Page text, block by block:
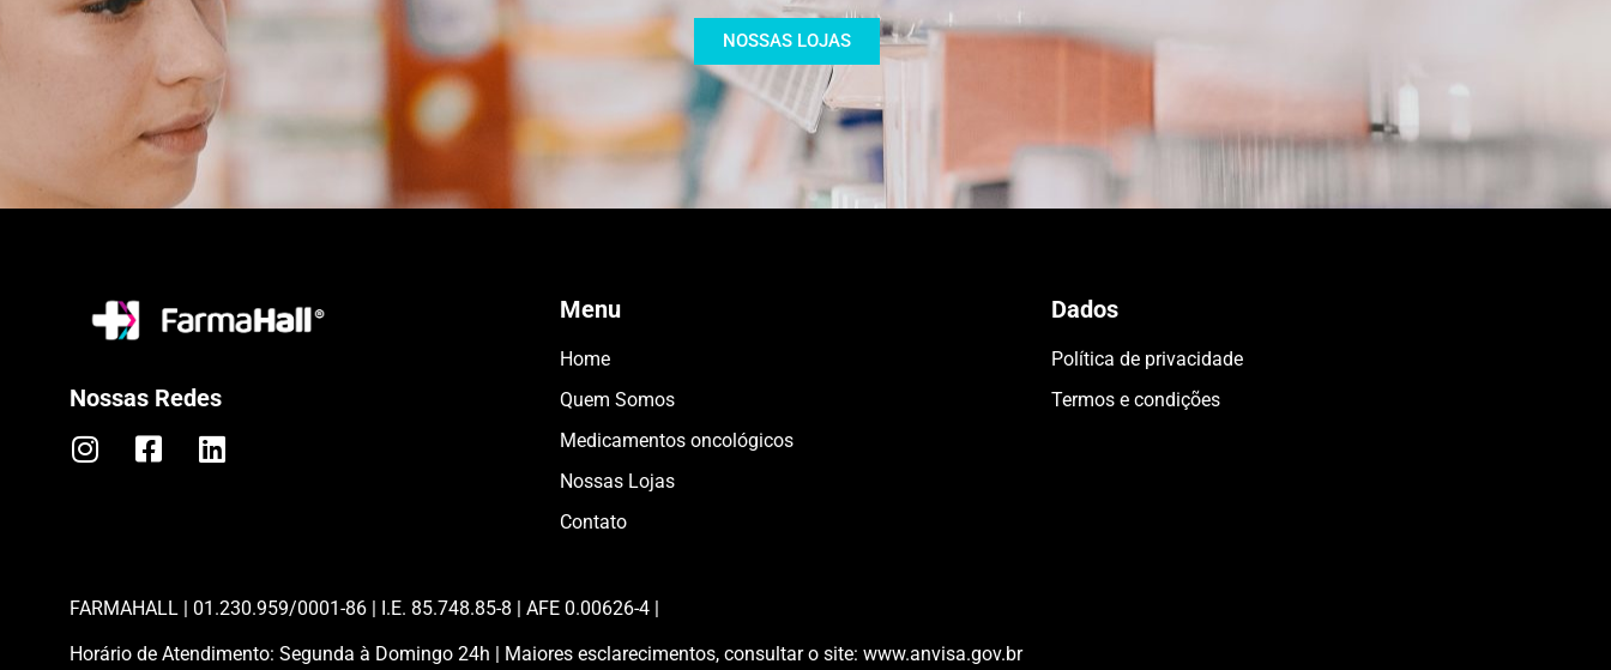
NOSSAS LOJAS
Nossas Redes
Menu
Home
Quem Somos
Medicamentos oncológicos
Nossas Lojas
Contato
Dados
Política de privacidade
Termos e condições
FARMAHALL | 01.230.959/0001-86 | I.E. 85.748.85-8 | AFE 0.00626-4 |
Horário de Atendimento: Segunda à Domingo 24h | Maiores esclarecimentos, consultar o site: www.anvisa.gov.br